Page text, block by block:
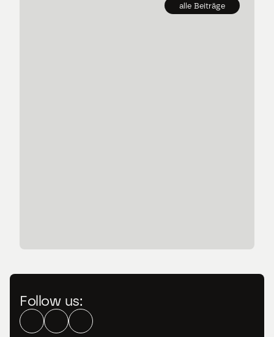
alle Beiträge
Entscheidungsbasis in
Follow us: